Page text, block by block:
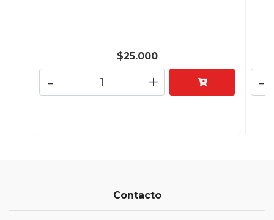
$25.000
+
- -
Contacto